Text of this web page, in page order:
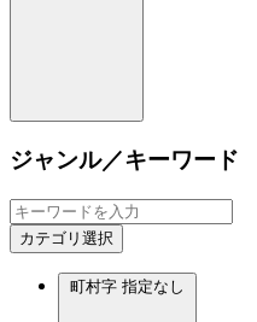
ジャンル／キーワード
カテゴリ選択
町村字 指定なし